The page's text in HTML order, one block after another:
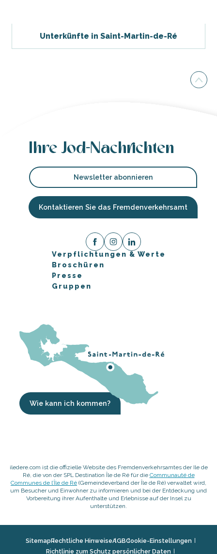
Unterkünfte in Saint-Martin-de-Ré
Ihre Jod-Nachrichten
Newsletter abonnieren
Kontaktieren Sie das Fremdenverkehrsamt
Verpflichtungen & Werte
Broschüren
Presse
Gruppen
Wie kann ich kommen?
iledere.com ist die offizielle Website des Fremdenverkehrsamtes der Ile de
Ré, die von der SPL Destination Île de Ré für die Communauté de
Communes de l’Île de Ré (Gemeindeverband der Île de Ré) verwaltet wird,
um Besucher und Einwohner zu informieren und bei der Entdeckung und
Vorbereitung ihrer Aufenthalte und Erlebnisse auf der Insel zu
unterstützen.
SitemapRechtliche HinweiseAGBCookie-Einstellungen
Richtlinie zum Schutz persönlicher Daten